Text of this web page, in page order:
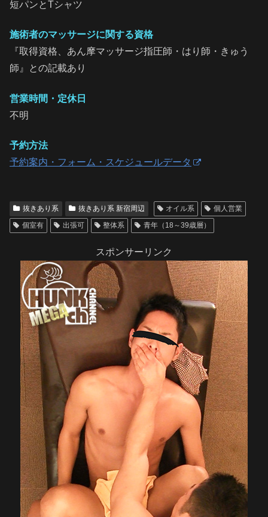
短パンとTシャツ
施術者のマッサージに関する資格
『取得資格、あん摩マッサージ指圧師・はり師・きゅう
師』との記載あり
営業時間・定休日
不明
予約方法
予約案内・フォーム・スケジュールデータ
抜きあり系 抜きあり系 新宿周辺 オイル系
個人営業
個室有
出張可 整体系 青年（18～39歳層）
スポンサーリンク